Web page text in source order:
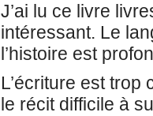
J’ai lu ce livre
intéressant. Le
l’histoire est
L’écriture est
le récit difficile à